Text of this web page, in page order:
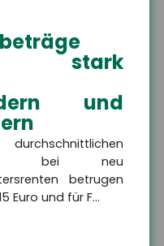
stark
und
bei neu
betrugen
Euro und für F...
0
22